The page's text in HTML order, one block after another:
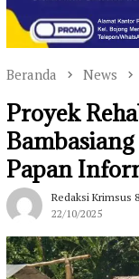
Beranda News
Proyek
Papan
Redaksi Krimsus
22/10/2025